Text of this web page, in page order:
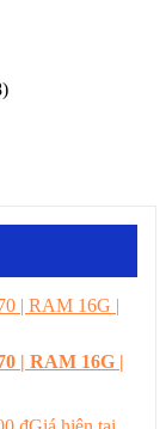
| RAM 16G |